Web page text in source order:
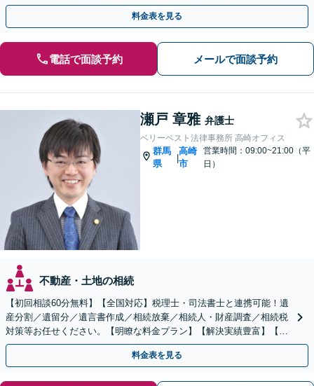
父・母の無念を晴らしたい
料金表を見る
電話で面談予約 メールで面談予約
瀬戸 章雅 弁護士
ベリーベスト法律事務所 高崎オフィス
群馬
県
|
高崎
市
営業時間：09:00~21:00（平
日）
不動産・土地の相続
【初回相談60分無料】【全国対応】税理士・司法書士と連携可能！遺
産分割／遺留分／遺言書作成／相続放棄／相続人・財産調査／相続税
対策等お任せください。【明瞭な料金プラン】【解決実績豊富】【電
話相談可】
料金表を見る